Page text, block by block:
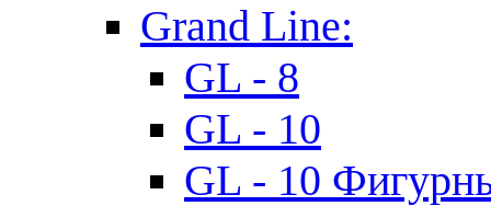
Grand Line:
GL - 8
GL - 10
GL - 10